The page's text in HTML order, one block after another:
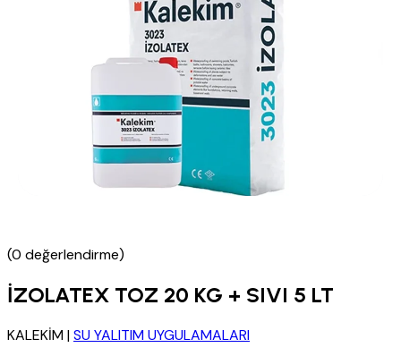
(0 değerlendirme)
İZOLATEX TOZ 20 KG + SIVI 5 LT
KALEKİM|SU YALITIM UYGULAMALARI